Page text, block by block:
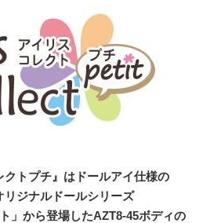
クトプチ』はドールアイ仕様の
リジナルドールシリーズ
」から登場したAZT8-45ボディの